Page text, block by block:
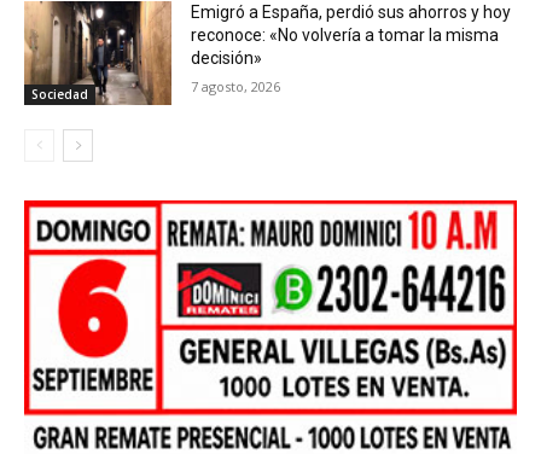
Sociedad
Emigró a España, perdió sus ahorros y hoy
reconoce: «No volvería a tomar la misma
decisión»
7 agosto, 2026